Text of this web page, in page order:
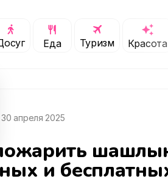
Еда Туризм Красота
30 апреля 2025
и